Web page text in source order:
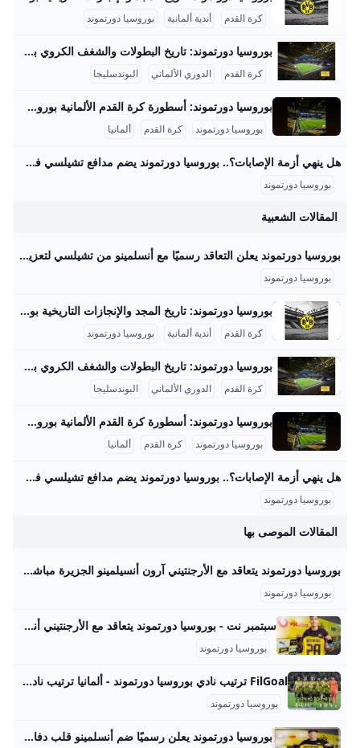
كرة القدم أندية ألمانية بوروسيا دورتموند
بوروسيا دورتموند: تاريخ البطولات والشغف الكروي بوروسيا دورتموند هو أحد أعرق وأشهر الأندية الألمانية في كرة القدم، تأسس عام 1909 في مدينة دورتموند الواقعة في ولاية شمال الراين-وستفاليا. يتميز النادي بالألوان الأصفر والأسود التي أصبحت رمزا معروفا يعكس شغف الفريق وجماهيره العريضة التي تملأ ملعبه الرسمي “سيجنال إيدونا بارك” بسعة تتجاوز 81,000 متفرج، وهو من أكبر وأشهر الملاعب في أوروبا، ويشتهر بمدرج “الجدار الأصفر” الذي يعتبر واحداً من أروع مدرجات المشجعين في كرة القدم العالمية. على الصعيد المحلي، يمتلك بوروسيا دورتموند سجلًا مدهشًا في الدوري الألماني “البوندسليجا” إذ توج باللقب في 8 مناسبات مختلفة منها أعوام 1956، 1957، 1963، ثم في فترة التسعينيات أعوام 1995 و1996، وأحدثها في العقود الأخيرة في 2011 و2012.
كرة القدم الدوري الألماني البوندسليجا
بوروسيا دورتموند: أسطورة كرة القدم الألمانية بوروسيا دورتموند هو نادٍ ألماني عريق تأسس في 19 ديسمبر 1909 بمدينة دورتموند الواقعة في منطقة الرور، شمال غرب ألمانيا، ويُعرف رسميًا باسم “بوروسيا دورتموند 09”. منذ تأسيسه، أصبح النادي رمزًا رياضيًا وثقافيًا هامًا في ألمانيا، حيث يمتلك قاعدة جماهيرية كبيرة تجاوزت 81,000 متفرج في ملعبه “سيغنال إيدونا بارك”، وهو أكبر ملعب في ألمانيا من حيث السعة. استقطب النادي عددًا من أبرز لاعبي كرة القدم وأسطوراته مثل يورغن كلينسمان وروبرت ليفاندوفسكي، مما أسهم في رفع مكانته ليس فقط محليًا بل وعالميًا.
بوروسيا دورتموند كرة القدم ألمانيا
هل ينهي أزمة الإصابات؟.. بوروسيا دورتموند يضم مدافع تشيلسي في صفقة عاجلة – جريدة مانشيت أعلن نادي بوروسيا دورتموند عن ضم المدافع الأرجنتيني أرون أنسلمينو من تشيلسي الإنجليزي على سبيل الإعارة حتى صيف 2026، مع خيار الشراء النهائي. جاءت هذه الخطوة اقرأ أيضًا:عودة نارية.. كرواتيا تستعيد قمة تصفيات مونديال 2026 فهل تحافظ عليها؟ أوضح لارس ريكن، المدير التنفيذي لبوروسيا دورتموند، أن هذه الصفقة كانت ضرورية وملحة. وأشار ريكن إلى أن الإصابات التي تعرض لها لاعبون أساسيون في قلب الدفاع، مثل إيمري تشان ونيكو شلوتيربك ونيكلاس زوله، دفعت إدارة النادي للتحرك بسرعة لتدعيم هذا المركز الحيوي لضمان استقرار الفريق.
بوروسيا دورتموند
المقالات الشعبية
بوروسيا دورتموند يعلن التعاقد رسميًا مع أنسلمينو من تشيلسي لتعزيز الدفاع - محتوى بلس أعلن نادي بوروسيا دورتموند عن ضم المدافع الأرجنتيني أرون أنسلمينو قادمًا من تشيلسي خلال فترة الانتقالات الصيفية الحالية، حيث جاء التعاقد على سبيل الإعارة لمدة Byأحمد سيدUpdated on
بوروسيا دورتموند
بوروسيا دورتموند: تاريخ المجد والإنجازات التاريخية بوروسيا دورتموند هو واحد من أعرق وأشهر الأندية في تاريخ كرة القدم الألمانية والعالمية، حيث تأسس في 19 ديسمبر 1909 بمدينة دورتموند الألمانية، وهو النادي الذي يحمل ألوان الأصفر والأسود. يتميز الفريق بتاريخ حافل بالإنجازات المحلية والقارية، ويرتبط اسمه بتاريخ عريق من المنافسات والألقاب التي حققها عبر أكثر من قرن من الزمن، بالإضافة إلى قاعدة جماهيرية ضخمة تعادل أكثر من 100 ألف عضو رسمياً، ويشتهر ملعبه “سيجنال إيدونا بارك” الذي يتسع لنحو 81,264 متفرج والذي يعد من أكبر وأفضل الملاعب في أوروبا، ويعرف المدرج الشهير “الجدار الأصفر” باعتباره واحدًا من أكثر المدرجات حماسًا في كرة القدم العالمية.
كرة القدم أندية ألمانية بوروسيا دورتموند
بوروسيا دورتموند: تاريخ البطولات والشغف الكروي بوروسيا دورتموند هو أحد أعرق وأشهر الأندية الألمانية في كرة القدم، تأسس عام 1909 في مدينة دورتموند الواقعة في ولاية شمال الراين-وستفاليا. يتميز النادي بالألوان الأصفر والأسود التي أصبحت رمزا معروفا يعكس شغف الفريق وجماهيره العريضة التي تملأ ملعبه الرسمي “سيجنال إيدونا بارك” بسعة تتجاوز 81,000 متفرج، وهو من أكبر وأشهر الملاعب في أوروبا، ويشتهر بمدرج “الجدار الأصفر” الذي يعتبر واحداً من أروع مدرجات المشجعين في كرة القدم العالمية. على الصعيد المحلي، يمتلك بوروسيا دورتموند سجلًا مدهشًا في الدوري الألماني “البوندسليجا” إذ توج باللقب في 8 مناسبات مختلفة منها أعوام 1956، 1957، 1963، ثم في فترة التسعينيات أعوام 1995 و1996، وأحدثها في العقود الأخيرة في 2011 و2012.
كرة القدم الدوري الألماني البوندسليجا
بوروسيا دورتموند: أسطورة كرة القدم الألمانية بوروسيا دورتموند هو نادٍ ألماني عريق تأسس في 19 ديسمبر 1909 بمدينة دورتموند الواقعة في منطقة الرور، شمال غرب ألمانيا، ويُعرف رسميًا باسم “بوروسيا دورتموند 09”. منذ تأسيسه، أصبح النادي رمزًا رياضيًا وثقافيًا هامًا في ألمانيا، حيث يمتلك قاعدة جماهيرية كبيرة تجاوزت 81,000 متفرج في ملعبه “سيغنال إيدونا بارك”، وهو أكبر ملعب في ألمانيا من حيث السعة. استقطب النادي عددًا من أبرز لاعبي كرة القدم وأسطوراته مثل يورغن كلينسمان وروبرت ليفاندوفسكي، مما أسهم في رفع مكانته ليس فقط محليًا بل وعالميًا.
بوروسيا دورتموند كرة القدم ألمانيا
هل ينهي أزمة الإصابات؟.. بوروسيا دورتموند يضم مدافع تشيلسي في صفقة عاجلة – جريدة مانشيت أعلن نادي بوروسيا دورتموند عن ضم المدافع الأرجنتيني أرون أنسلمينو من تشيلسي الإنجليزي على سبيل الإعارة حتى صيف 2026، مع خيار الشراء النهائي. جاءت هذه الخطوة اقرأ أيضًا:عودة نارية.. كرواتيا تستعيد قمة تصفيات مونديال 2026 فهل تحافظ عليها؟ أوضح لارس ريكن، المدير التنفيذي لبوروسيا دورتموند، أن هذه الصفقة كانت ضرورية وملحة. وأشار ريكن إلى أن الإصابات التي تعرض لها لاعبون أساسيون في قلب الدفاع، مثل إيمري تشان ونيكو شلوتيربك ونيكلاس زوله، دفعت إدارة النادي للتحرك بسرعة لتدعيم هذا المركز الحيوي لضمان استقرار الفريق.
بوروسيا دورتموند
المقالات الموصى بها
بوروسيا دورتموند يتعاقد مع الأرجنتيني آرون أنسيلمينو الجزيرة مباشر أعلن نادي بوروسيا دورتموند تعاقده مع المدافع الأرجنتيني الشاب آرون أنسيلمينو، لاعب منتخب الأرجنتين تحت 20 عاما، قادما من تشيلسي على سبيل الإعارة حتى 30 يونيو/حزيران 2026.
بوروسيا دورتموند
سبتمبر نت - بوروسيا دورتموند يتعاقد مع الأرجنتيني أنسيلمينو ٢٦ سبتمبرنت - الموقع الرسمي لوزارة الدفاع اليمنية يهتم بمتابعة ونشر مجمل الأنشطة العسكرية وكل ما يتعلق بالدولة والحكومة والقضايا المحلية وشؤون المغتربين والقضايا العربية والاقليمية والدولية, وكذا القضايا الثقافية والاقتصادية والرياضية والمنوعة وشؤون المرأة رياضة أنصار الله: الكيان أثبت مجددا فشله الاستخباري والعسكري الخميس: 28 آب 2025 الأخبار منتخب الشباب يخسر مباراته الأولى في كأس الخليج أمام السعودية الخميس: 28 آب 2025 رياضة قرعة دوري أبطال أوروبا تسفر عن «مواجهات نارية» الخميس: 28 آب 2025 رياضة
بوروسيا دورتموند
FilGoal ترتيب نادي بوروسيا دورتموند - ألمانيا ترتيب نادي بوروسيا دورتموند - ألمانيا الرئيسية أخبار مباريات ميركاتو فانتازي في الجول مسابقة التوقعات فيديوهات عدسات آراء حرة ركن الألعاب الدوري المصري الدوري الإنجليزي الممتاز الدوري الإسباني الدوري الإيطالي الدوري الفرنسي الدوري الألماني الدوري السعودي للمحترفين دوري أبطال إفريقيا كأس الكونفدرالية دوري أبطال أوروبا كل البطولات الكرة المصرية الدوري المصري الكرة الأوروبية الكرة الإفريقية منتخب مصر سعودي في الجول الدوري الإنجليزي الدوري الإسباني دوري أبطال أوروبا القسم الثاني رياضات أخرى
بوروسيا دورتموند
بوروسيا دورتموند يعلن رسميًا ضم أنسلمينو قلب دفاع تشيلسى الرياضة بوابة الدولة أعلن بوروسيا دورتموند عن تعاقده مع الأرجنتينى أرون أنسلمينو مدافع تشيلسى خلال فترة الانتقالات الصيفية الجارية أصدر دورتموند بيانا رسميا كشف خلاله عن ضم قلب ال… أنسلمينو الأربعاء، 27 أغسطس 2025 12:44 مـبتوقيت القاهرةكتب سعد صديق أعلن بوروسيا دورتموند عن تعاقده مع الأرجنتينى أرون أنسلمينو مدافع تشيلسى خلال فترة الانتقالات الصيفية الجارية. أصدر دورتموند بيانا رسميا كشف خلاله عن ضم قلب الدفاع الأرجنتيني أرون أنسليمنو على سبيل الإعارة لمدة موسم حتى 30 يونيو 2026 مع عدم وجود بند أحقية الشراء.